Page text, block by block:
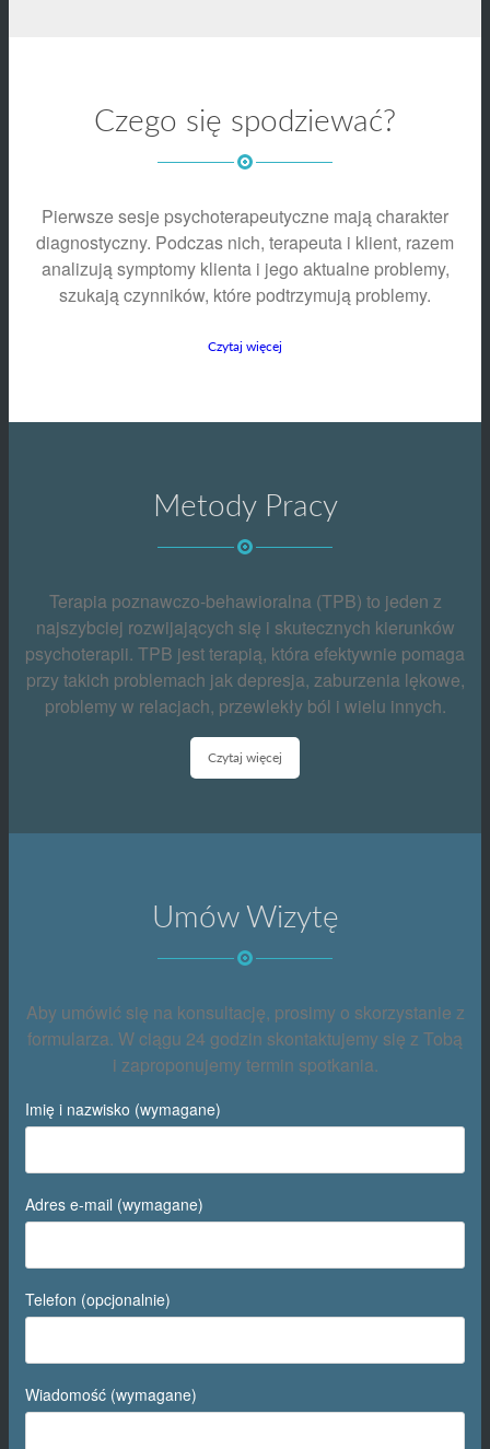
Czego się spodziewać?
Pierwsze sesje psychoterapeutyczne mają charakter
diagnostyczny. Podczas nich, terapeuta i klient, razem
analizują symptomy klienta i jego aktualne problemy,
szukają czynników, które podtrzymują problemy.
Czytaj więcej
Metody Pracy
Terapia poznawczo-behawioralna (TPB) to jeden z
najszybciej rozwijających się i skutecznych kierunków
psychoterapii. TPB jest terapią, która efektywnie pomaga
przy takich problemach jak depresja, zaburzenia lękowe,
problemy w relacjach, przewlekły ból i wielu innych.
Czytaj więcej
Umów Wizytę
Aby umówić się na konsultację, prosimy o skorzystanie z
formularza. W ciągu 24 godzin skontaktujemy się z Tobą
i zaproponujemy termin spotkania.
Imię i nazwisko (wymagane)
Adres e-mail (wymagane)
Telefon (opcjonalnie)
Wiadomość (wymagane)